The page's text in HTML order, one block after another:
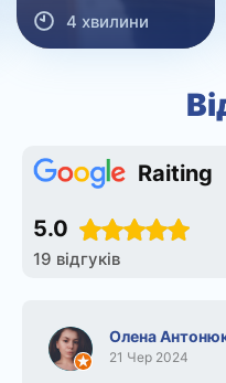
4 хвилини
Raiting
5.0
19 відгуків
Олена
21 Чер 2024